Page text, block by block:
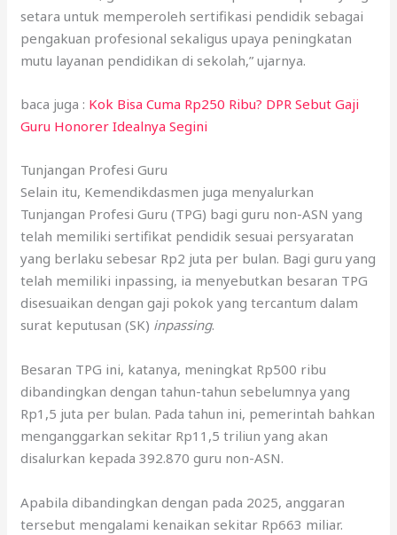
setara untuk memperoleh sertifikasi pendidik sebagai
pengakuan profesional sekaligus upaya peningkatan
mutu layanan pendidikan di sekolah,” ujarnya.
baca juga : Kok Bisa Cuma Rp250 Ribu? DPR Sebut Gaji
Guru Honorer Idealnya Segini
Tunjangan Profesi Guru
Selain itu, Kemendikdasmen juga menyalurkan
Tunjangan Profesi Guru (TPG) bagi guru non-ASN yang
telah memiliki sertifikat pendidik sesuai persyaratan
yang berlaku sebesar Rp2 juta per bulan. Bagi guru yang
telah memiliki inpassing, ia menyebutkan besaran TPG
disesuaikan dengan gaji pokok yang tercantum dalam
surat keputusan (SK) inpassing.
Besaran TPG ini, katanya, meningkat Rp500 ribu
dibandingkan dengan tahun-tahun sebelumnya yang
Rp1,5 juta per bulan. Pada tahun ini, pemerintah bahkan
menganggarkan sekitar Rp11,5 triliun yang akan
disalurkan kepada 392.870 guru non-ASN.
Apabila dibandingkan dengan pada 2025, anggaran
tersebut mengalami kenaikan sekitar Rp663 miliar.